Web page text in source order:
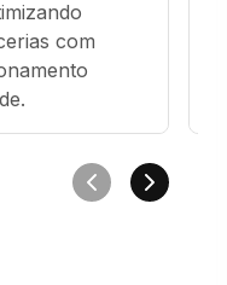
com